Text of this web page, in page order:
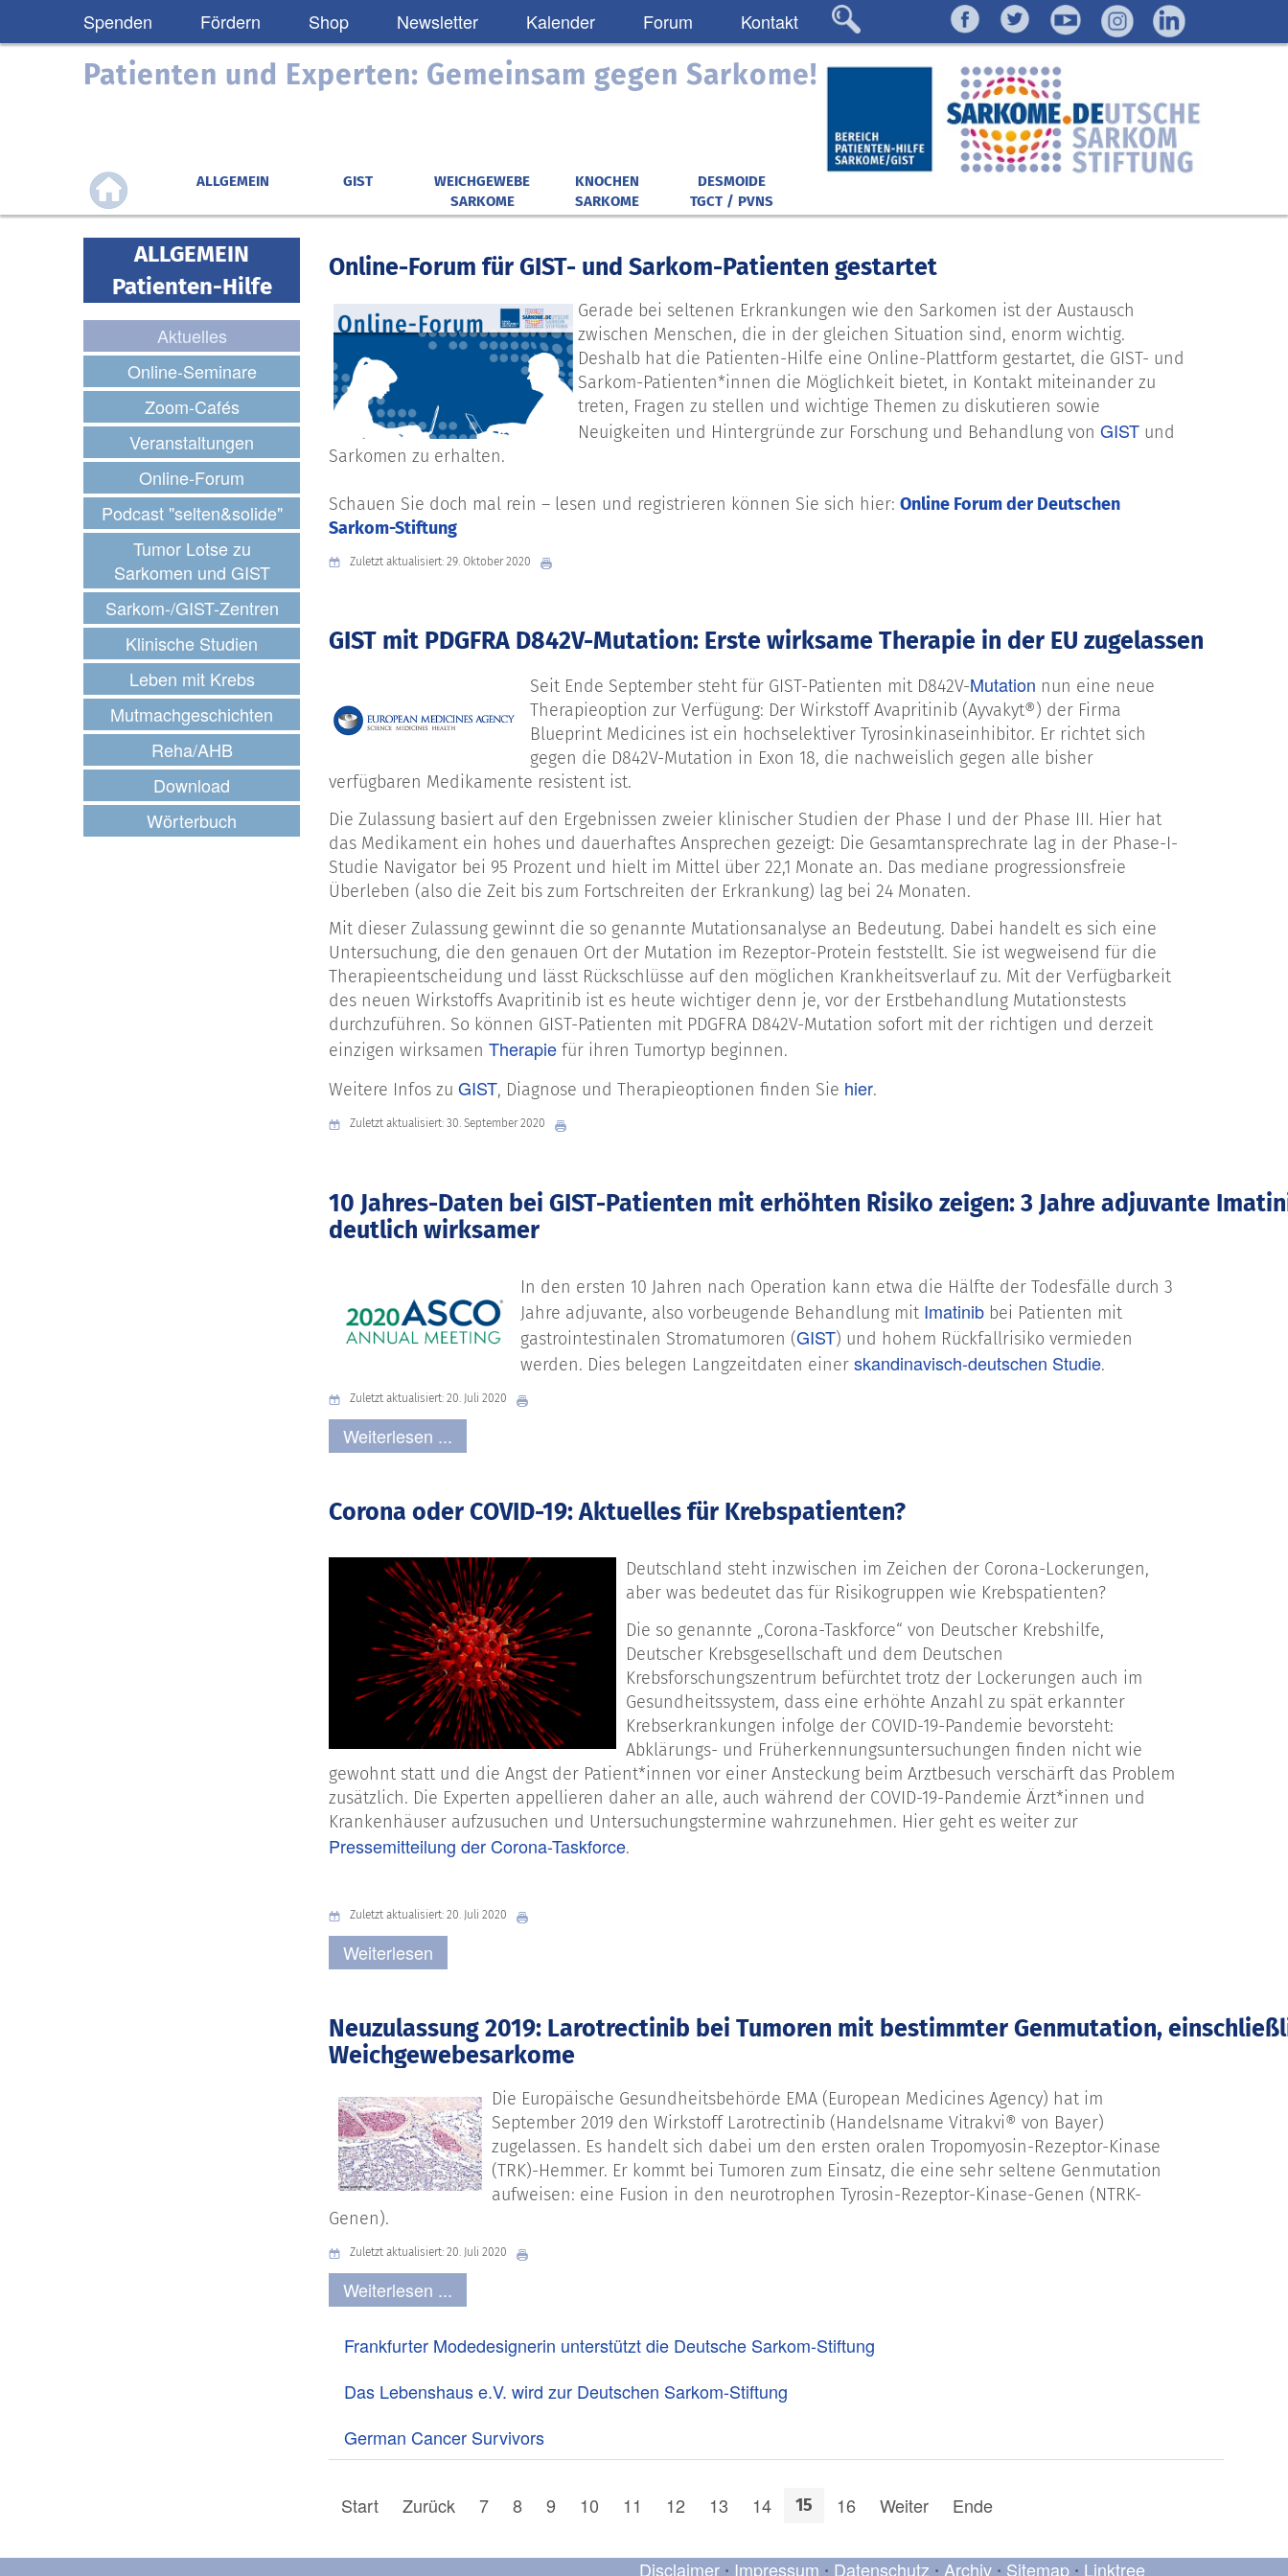
Spenden Fördern Shop Newsletter Kalender Forum Kontakt
Patienten und Experten: Gemeinsam gegen Sarkome!
ALLGEMEIN GIST
WEICHGEWEBE
SARKOME
KNOCHEN
SARKOME
DESMOIDE
TGCT / PVNS
ALLGEMEIN
Patienten-Hilfe
Aktuelles
Online-Seminare
Zoom-Cafés
Veranstaltungen
Online-Forum
Podcast "selten&solide"
Tumor Lotse zu
Sarkomen und GIST
Sarkom-/GIST-Zentren
Klinische Studien
Leben mit Krebs
Mutmachgeschichten
Reha/AHB
Download
Wörterbuch
Online-Forum für GIST- und Sarkom-Patienten gestartet
Gerade bei seltenen Erkrankungen wie den Sarkomen ist der Austausch
zwischen Menschen, die in der gleichen Situation sind, enorm wichtig.
Deshalb hat die Patienten-Hilfe eine Online-Plattform gestartet, die GIST- und
Sarkom-Patienten*innen die Möglichkeit bietet, in Kontakt miteinander zu
treten, Fragen zu stellen und wichtige Themen zu diskutieren sowie
Neuigkeiten und Hintergründe zur Forschung und Behandlung von GIST und
Sarkomen zu erhalten.
Schauen Sie doch mal rein – lesen und registrieren können Sie sich hier: Online Forum der Deutschen
Sarkom-Stiftung
Zuletzt aktualisiert: 29. Oktober 2020
GIST mit PDGFRA D842V-Mutation: Erste wirksame Therapie in der EU zugelassen
Seit Ende September steht für GIST-Patienten mit D842V-Mutation nun eine neue
Therapieoption zur Verfügung: Der Wirkstoff Avapritinib (Ayvakyt®) der Firma
Blueprint Medicines ist ein hochselektiver Tyrosinkinaseinhibitor. Er richtet sich
gegen die D842V-Mutation in Exon 18, die nachweislich gegen alle bisher
verfügbaren Medikamente resistent ist.
Die Zulassung basiert auf den Ergebnissen zweier klinischer Studien der Phase I und der Phase III. Hier hat
das Medikament ein hohes und dauerhaftes Ansprechen gezeigt: Die Gesamtansprechrate lag in der Phase-I-
Studie Navigator bei 95 Prozent und hielt im Mittel über 22,1 Monate an. Das mediane progressionsfreie
Überleben (also die Zeit bis zum Fortschreiten der Erkrankung) lag bei 24 Monaten.
Mit dieser Zulassung gewinnt die so genannte Mutationsanalyse an Bedeutung. Dabei handelt es sich eine
Untersuchung, die den genauen Ort der Mutation im Rezeptor-Protein feststellt. Sie ist wegweisend für die
Therapieentscheidung und lässt Rückschlüsse auf den möglichen Krankheitsverlauf zu. Mit der Verfügbarkeit
des neuen Wirkstoffs Avapritinib ist es heute wichtiger denn je, vor der Erstbehandlung Mutationstests
durchzuführen. So können GIST-Patienten mit PDGFRA D842V-Mutation sofort mit der richtigen und derzeit
einzigen wirksamen Therapie für ihren Tumortyp beginnen.
Weitere Infos zu GIST, Diagnose und Therapieoptionen finden Sie hier.
Zuletzt aktualisiert: 30. September 2020
10 Jahres-Daten bei GIST-Patienten mit erhöhten Risiko zeigen: 3 Jahre adjuvante
deutlich wirksamer
In den ersten 10 Jahren nach Operation kann etwa die Hälfte der Todesfälle durch 3
Jahre adjuvante, also vorbeugende Behandlung mit Imatinib bei Patienten mit
gastrointestinalen Stromatumoren (GIST) und hohem Rückfallrisiko vermieden
werden. Dies belegen Langzeitdaten einer skandinavisch-deutschen Studie.
Zuletzt aktualisiert: 20. Juli 2020
Weiterlesen ...
Corona oder COVID-19: Aktuelles für Krebspatienten?
Deutschland steht inzwischen im Zeichen der Corona-Lockerungen,
aber was bedeutet das für Risikogruppen wie Krebspatienten?
Die so genannte „Corona-Taskforce“ von Deutscher Krebshilfe,
Deutscher Krebsgesellschaft und dem Deutschen
Krebsforschungszentrum befürchtet trotz der Lockerungen auch im
Gesundheitssystem, dass eine erhöhte Anzahl zu spät erkannter
Krebserkrankungen infolge der COVID-19-Pandemie bevorsteht:
Abklärungs- und Früherkennungsuntersuchungen finden nicht wie
gewohnt statt und die Angst der Patient*innen vor einer Ansteckung beim Arztbesuch verschärft das Problem
zusätzlich. Die Experten appellieren daher an alle, auch während der COVID-19-Pandemie Ärzt*innen und
Krankenhäuser aufzusuchen und Untersuchungstermine wahrzunehmen. Hier geht es weiter zur
Pressemitteilung der Corona-Taskforce.
Zuletzt aktualisiert: 20. Juli 2020
Weiterlesen
Neuzulassung 2019: Larotrectinib bei Tumoren mit bestimmter Genmutation,
Weichgewebesarkome
Die Europäische Gesundheitsbehörde EMA (European Medicines Agency) hat im
September 2019 den Wirkstoff Larotrectinib (Handelsname Vitrakvi® von Bayer)
zugelassen. Es handelt sich dabei um den ersten oralen Tropomyosin-Rezeptor-Kinase
(TRK)-Hemmer. Er kommt bei Tumoren zum Einsatz, die eine sehr seltene Genmutation
aufweisen: eine Fusion in den neurotrophen Tyrosin-Rezeptor-Kinase-Genen (NTRK-
Genen).
Zuletzt aktualisiert: 20. Juli 2020
Weiterlesen ...
Frankfurter Modedesignerin unterstützt die Deutsche Sarkom-Stiftung
Das Lebenshaus e.V. wird zur Deutschen Sarkom-Stiftung
German Cancer Survivors
Start Zurück 7 8 9 10 11 12 13 14 15 16 Weiter Ende
Disclaimer • Impressum • Datenschutz • Archiv • Sitemap • Linktree